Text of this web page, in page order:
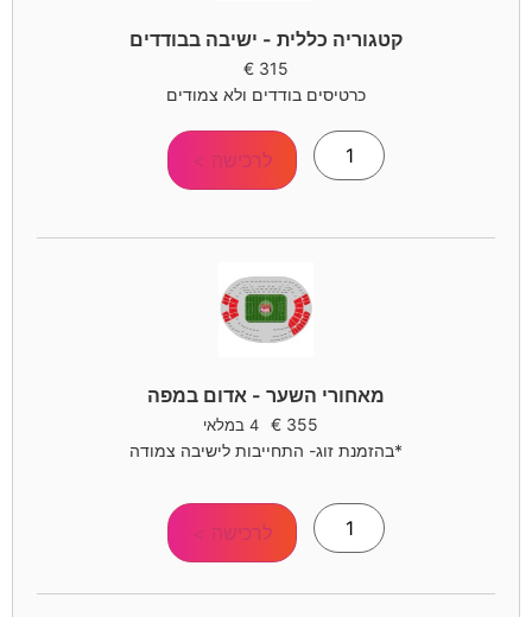
קטגוריה כללית - ישיבה בבודדים
315
€
כרטיסים בודדים ולא צמודים
לרכישה >
מאחורי השער - אדום במפה
355
€ 4 במלאי
*בהזמנת זוג- התחייבות לישיבה צמודה
לרכישה >